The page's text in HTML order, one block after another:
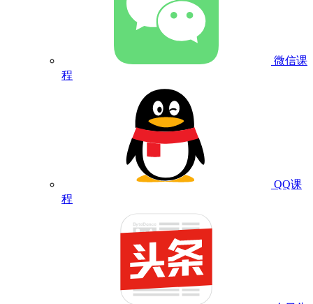
微信课
程
QQ课
程